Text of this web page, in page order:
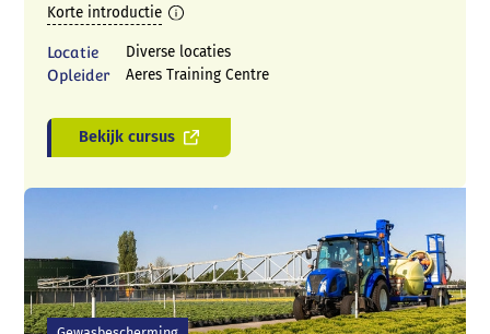
Korte introductie
Locatie
Diverse locaties
Opleider
Aeres Training Centre
Bekijk cursus